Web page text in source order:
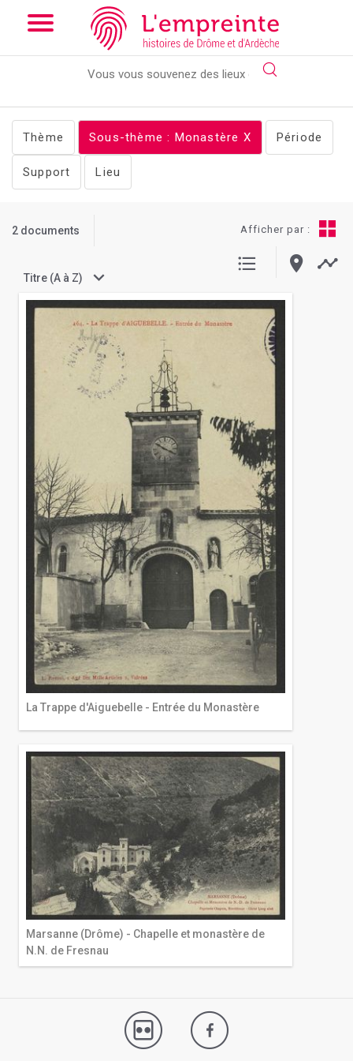
Array ( [slug] => documents [stheme] => Monastère )
new slick-theme.css if you want the default styling
Thème Sous-thème : Monastère X Période
Support Lieu
2 documents
Titre (A à Z)
Afficher par :
La Trappe d'Aiguebelle - Entrée du Monastère
Marsanne (Drôme) - Chapelle et monastère de
N.N. de Fresnau